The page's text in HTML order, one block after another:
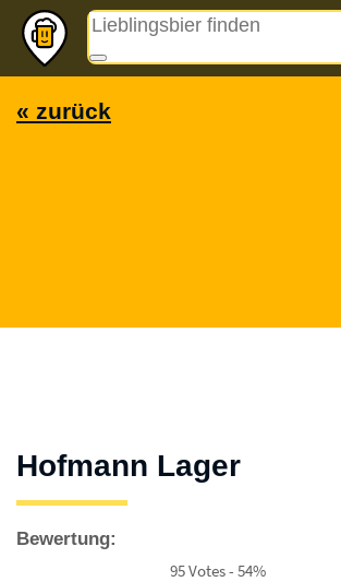
Magazin
« zurück
Hofmann Lager
Bewertung:
95 Votes - 54%